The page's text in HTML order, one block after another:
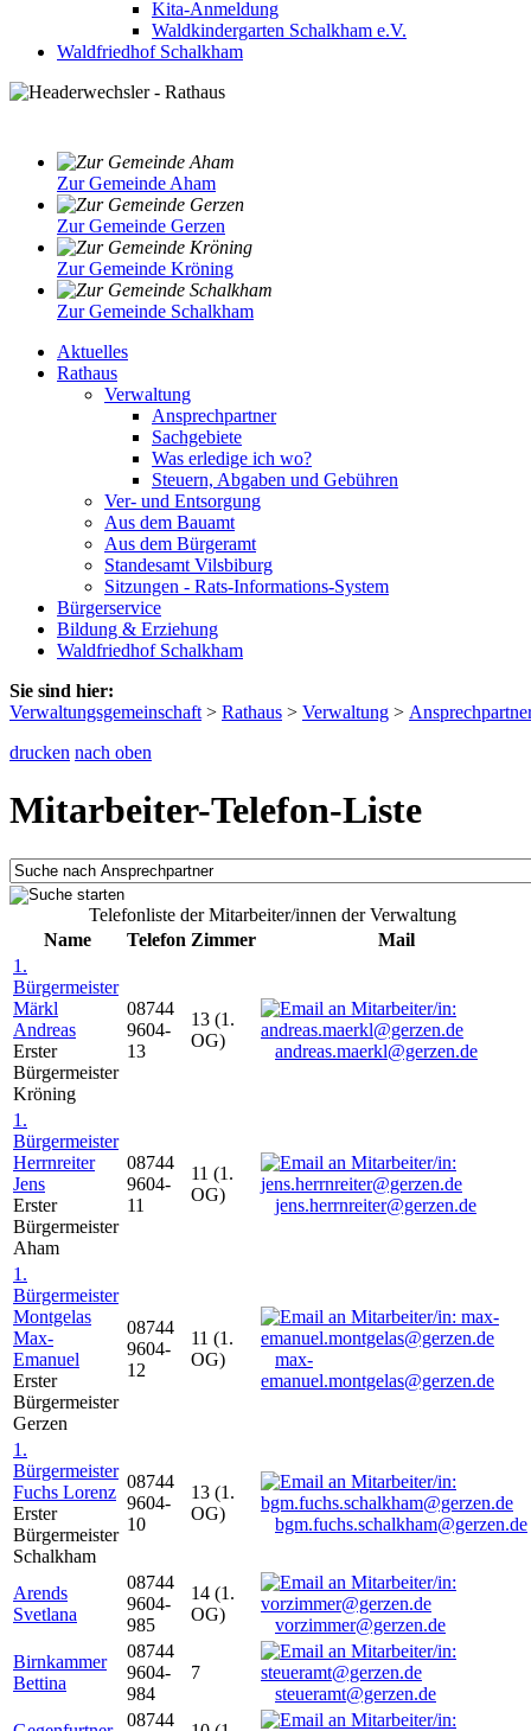
Kita-Anmeldung
Waldkindergarten Schalkham e.V.
Waldfriedhof Schalkham
Zur Gemeinde Aham
Zur Gemeinde Gerzen
Zur Gemeinde Kröning
Zur Gemeinde Schalkham
Aktuelles
Rathaus
Verwaltung
Ansprechpartner
Sachgebiete
Was erledige ich wo?
Steuern, Abgaben und Gebühren
Ver- und Entsorgung
Aus dem Bauamt
Aus dem Bürgeramt
Standesamt Vilsbiburg
Sitzungen - Rats-Informations-System
Bürgerservice
Bildung & Erziehung
Waldfriedhof Schalkham
Sie sind hier:
Verwaltungsgemeinschaft > Rathaus > Verwaltung >
drucken nach oben
Mitarbeiter-Telefon-Liste
Telefonliste der Mitarbeiter/innen der Verwaltung
Name
Telefon Zimmer
Mail
1.
Bürgermeister
Märkl
Andreas
Erster
Bürgermeister
Kröning
08744
9604-
13
13 (1.
OG)
andreas.maerkl@gerzen.de
1.
Bürgermeister
Herrnreiter
Jens
Erster
Bürgermeister
Aham
08744
9604-
11
11 (1.
OG)
jens.herrnreiter@gerzen.de
1.
Bürgermeister
Montgelas
Max-
Emanuel
Erster
Bürgermeister
Gerzen
08744
9604-
12
11 (1.
OG)
max-
emanuel.montgelas@gerzen.de
1.
Bürgermeister
Fuchs Lorenz
Erster
Bürgermeister
Schalkham
08744
9604-
10
13 (1.
OG)
bgm.fuchs.schalkham@gerzen.de
Arends
Svetlana
08744
9604-
985
14 (1.
OG)
vorzimmer@gerzen.de
Birnkammer
Bettina
08744
9604-
984
7
steueramt@gerzen.de
08744